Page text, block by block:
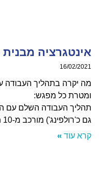
מבנית –
16/02/
בתהליך העבודה עם
כל מפגש:
העבודה השלם עם
מורכב מ-10 מפגשי עבודה
עוד »